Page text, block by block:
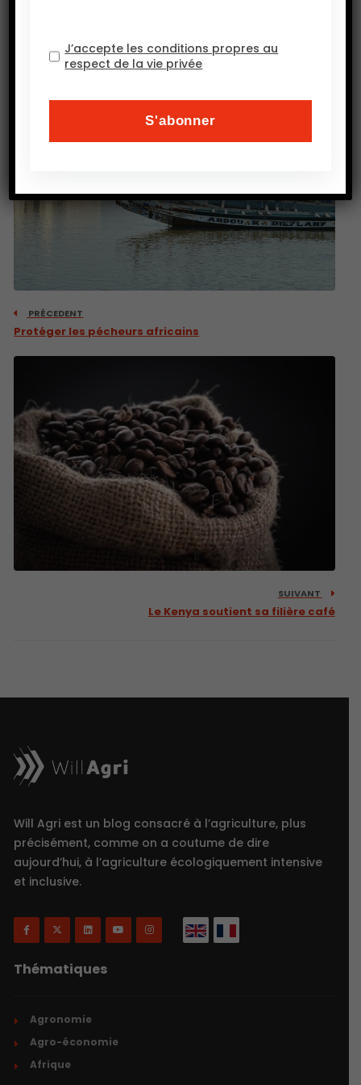
PRÉCEDENT
Protéger les pécheurs africains
SUIVANT
Le Kenya soutient sa filière café
Will Agri est un blog consacré à l’agriculture, plus
précisément, comme on a coutume de dire
aujourd’hui, à l’agriculture écologiquement intensive
et inclusive.
Thématiques
Agronomie
Agro-économie
Afrique
J’accepte les conditions propres au
respect de la vie privée